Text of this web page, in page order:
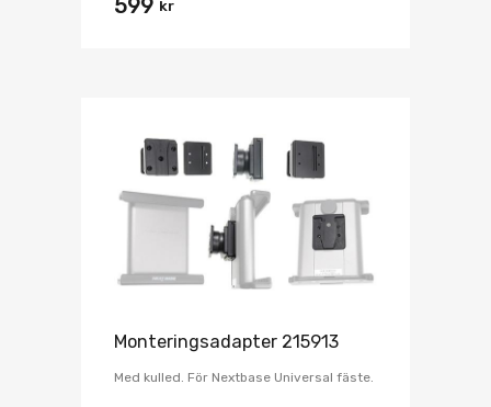
599 kr
Monteringsadapter 215913
Med kulled. För Nextbase Universal fäste.